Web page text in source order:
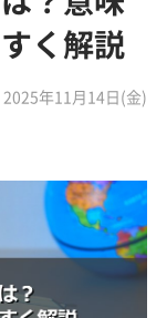
く解説
2025年11月14日(金)